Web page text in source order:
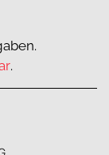
.